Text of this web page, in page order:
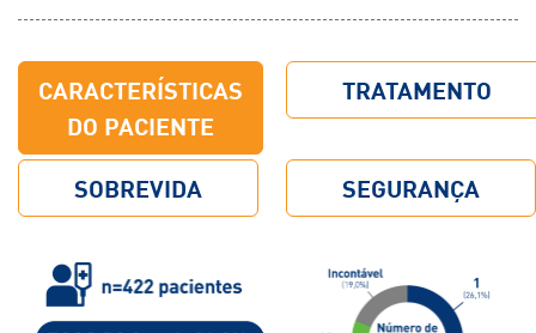
CARACTERÍSTICAS
DO PACIENTE
TRATAMENTO
SOBREVIDA SEGURANÇA